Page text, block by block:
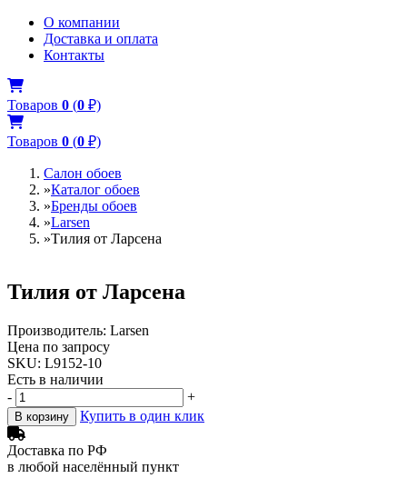
О компании
Доставка и оплата
Контакты
Товаров 0 (0 ₽)
Товаров 0 (0 ₽)
Салон обоев
»Каталог обоев
»Бренды обоев
»Larsen
»Тилия от Ларсена
Тилия от Ларсена
Производитель: Larsen
Цена по запросу
SKU: L9152-10
Есть в наличии
-
+
В корзину Купить в один клик
Доставка по РФ
в любой населённый пункт